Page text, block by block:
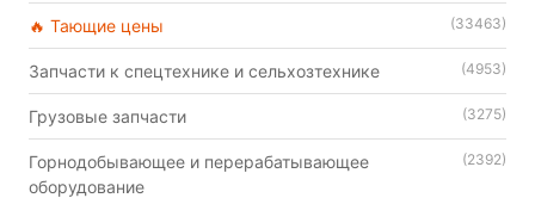
🔥 Тающие цены (33463)
Запчасти к спецтехнике и сельхозтехнике (4953)
Грузовые запчасти (3275)
Горнодобывающее и перерабатывающее
оборудование
(2392)